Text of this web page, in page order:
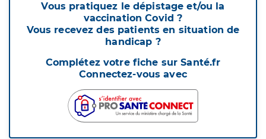
Vous pratiquez le dépistage et/ou la
vaccination Covid ?
Vous recevez des patients en situation de
handicap ?
Complétez votre fiche sur Santé.fr
Connectez-vous avec